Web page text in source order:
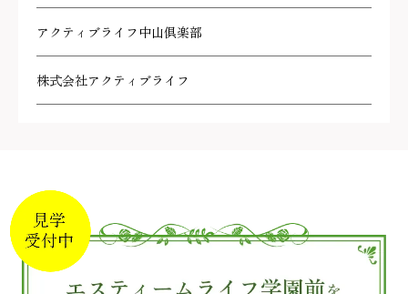
アクティブライフ中山倶楽部
株式会社アクティブライフ